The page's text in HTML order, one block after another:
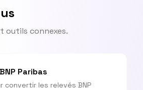
outils connexes.
Paribas
convertir les relevés BNP